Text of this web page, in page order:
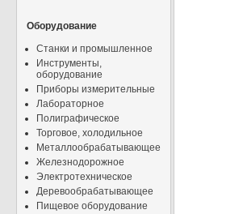
Оборудование
Станки и промышленное
Инструменты,
оборудование
Приборы измерительные
Лабораторное
Полиграфическое
Торговое, холодильное
Металлообрабатывающее
Железнодорожное
Электротехническое
Деревообрабатывающее
Пищевое оборудование